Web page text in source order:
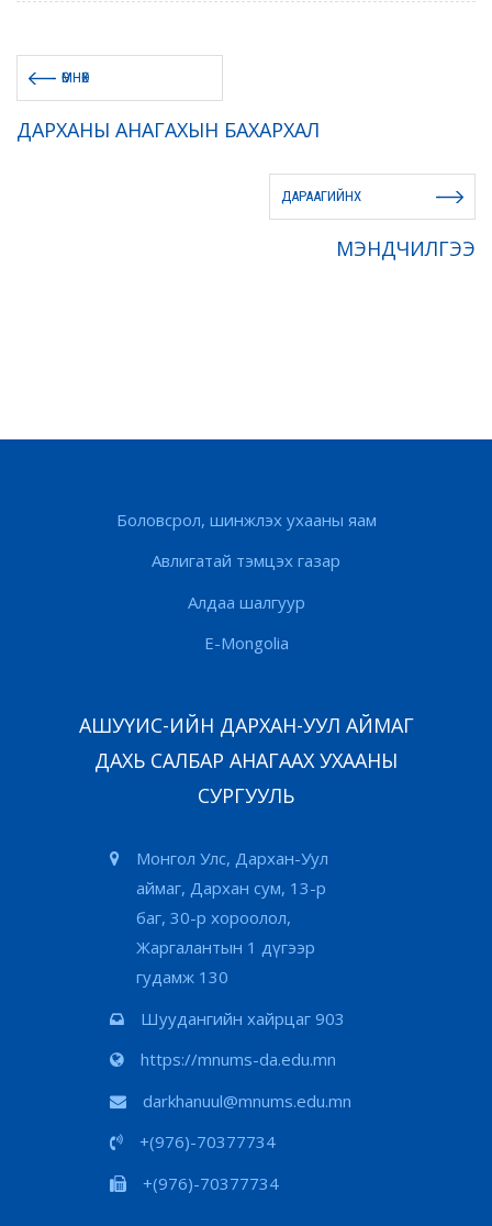
ӨМНӨХ
ДАРХАНЫ АНАГАХЫН БАХАРХАЛ
ДАРААГИЙНХ
МЭНДЧИЛГЭЭ
Боловсрол, шинжлэх ухааны яам
Авлигатай тэмцэх газар
Алдаа шалгуур
E-Mongolia
АШУҮИС-ИЙН ДАРХАН-УУЛ АЙМАГ
ДАХЬ САЛБАР АНАГААХ УХААНЫ
СУРГУУЛЬ
Монгол Улс, Дархан-Уул
аймаг, Дархан сум, 13-р
баг, 30-р хороолол,
Жаргалантын 1 дүгээр
гудамж 130
Шуудангийн хайрцаг 903
https://mnums-da.edu.mn
darkhanuul@mnums.edu.mn
+(976)-70377734
+(976)-70377734